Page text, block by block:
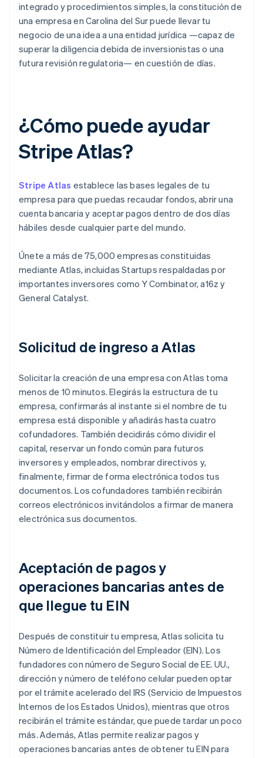
integrado y procedimientos simples, la constitución de
una empresa en Carolina del Sur puede llevar tu
negocio de una idea a una entidad jurídica —capaz de
superar la diligencia debida de inversionistas o una
futura revisión regulatoria— en cuestión de días.
¿Cómo puede ayudar
Stripe Atlas?
Stripe Atlas establece las bases legales de tu
empresa para que puedas recaudar fondos, abrir una
cuenta bancaria y aceptar pagos dentro de dos días
hábiles desde cualquier parte del mundo.
Únete a más de 75,000 empresas constituidas
mediante Atlas, incluidas Startups respaldadas por
importantes inversores como Y Combinator, a16z y
General Catalyst.
Solicitud de ingreso a Atlas
Solicitar la creación de una empresa con Atlas toma
menos de 10 minutos. Elegirás la estructura de tu
empresa, confirmarás al instante si el nombre de tu
empresa está disponible y añadirás hasta cuatro
cofundadores. También decidirás cómo dividir el
capital, reservar un fondo común para futuros
inversores y empleados, nombrar directivos y,
finalmente, firmar de forma electrónica todos tus
documentos. Los cofundadores también recibirán
correos electrónicos invitándolos a firmar de manera
electrónica sus documentos.
Aceptación de pagos y
operaciones bancarias antes de
que llegue tu EIN
Después de constituir tu empresa, Atlas solicita tu
Número de Identificación del Empleador (EIN). Los
fundadores con número de Seguro Social de EE. UU.,
dirección y número de teléfono celular pueden optar
por el trámite acelerado del IRS (Servicio de Impuestos
Internos de los Estados Unidos), mientras que otros
recibirán el trámite estándar, que puede tardar un poco
más. Además, Atlas permite realizar pagos y
operaciones bancarias antes de obtener tu EIN para